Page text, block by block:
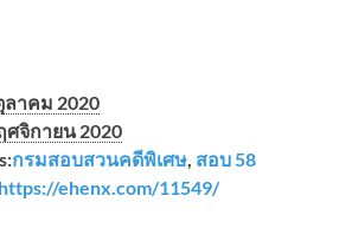
ลาคม 2020
ศจิกายน 2020
กรมสอบสวนคดีพิเศษ, สอบ 58
https://ehenx.com/11549/